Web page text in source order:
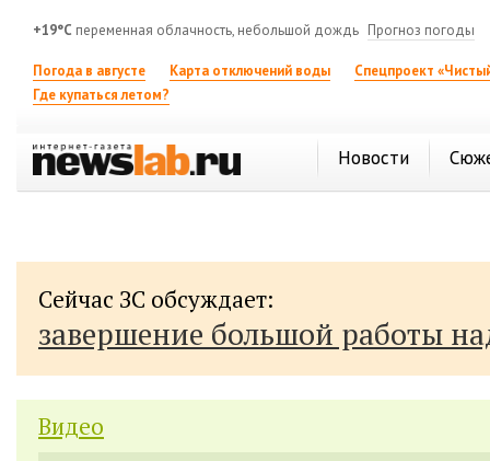
+19°C переменная облачность, небольшой дождь Прогноз погоды
Погода в августе Карта отключений воды
Спецпроект
Где купаться летом?
Новости
Сейчас ЗС обсуждает:
завершение большой работы
Видео